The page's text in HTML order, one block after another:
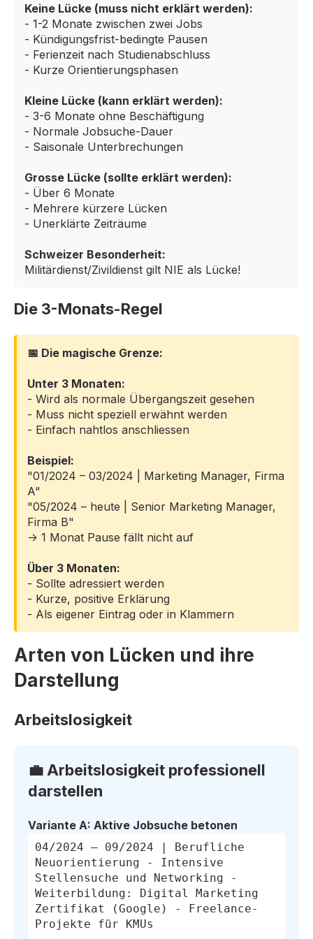
Keine Lücke (muss nicht erklärt werden):
- 1-2 Monate zwischen zwei Jobs
- Kündigungsfrist-bedingte Pausen
- Ferienzeit nach Studienabschluss
- Kurze Orientierungsphasen
Kleine Lücke (kann erklärt werden):
- 3-6 Monate ohne Beschäftigung
- Normale Jobsuche-Dauer
- Saisonale Unterbrechungen
Grosse Lücke (sollte erklärt werden):
- Über 6 Monate
- Mehrere kürzere Lücken
- Unerklärte Zeiträume
Schweizer Besonderheit:
Militärdienst/Zivildienst gilt NIE als Lücke!
Die 3-Monats-Regel
📅 Die magische Grenze:
Unter 3 Monaten:
- Wird als normale Übergangszeit gesehen
- Muss nicht speziell erwähnt werden
- Einfach nahtlos anschliessen
Beispiel:
"01/2024 – 03/2024 | Marketing Manager, Firma
A"
"05/2024 – heute | Senior Marketing Manager,
Firma B"
→ 1 Monat Pause fällt nicht auf
Über 3 Monaten:
- Sollte adressiert werden
- Kurze, positive Erklärung
- Als eigener Eintrag oder in Klammern
Arten von Lücken und ihre
Darstellung
Arbeitslosigkeit
💼 Arbeitslosigkeit professionell
darstellen
Variante A: Aktive Jobsuche betonen
04/2024 – 09/2024 | Berufliche
Neuorientierung - Intensive
Stellensuche und Networking -
Weiterbildung: Digital Marketing
Zertifikat (Google) - Freelance-
Projekte für KMUs